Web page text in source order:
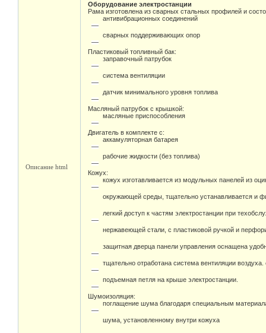
Описание html
Оборудование электростанции
Рама изготовлена из сварных стальных профилей и
антивибрационных соединений
сварных поддерживающих опор
Пластиковый топливный бак:
заправочный патрубок
система вентиляции
датчик минимального уровня топлива
Масляный патрубок с крышкой:
масляные приспособления
Двигатель в комплекте с:
аккамуляторная батарея
рабочие жидкости (без топлива)
Кожух:
кожух изготавливается из модульных панелей из
окружающей среды, тщательно устанавливается и
легкий доступ к частям электростанции при
нержавеющей стали, с пластиковой ручкой и
защитная дверца панели управления оснащена
тщательно отработана система вентиляции
подъемная петля на крыше электростанции.
Шумоизоляция:
поглащение шума благодаря специальным
шума, установленному внутри кожуха